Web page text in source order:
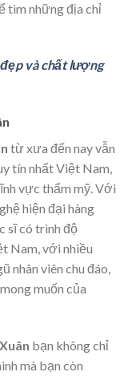
tìm những địa chỉ
và chất lượng
từ xưa đến nay vẫn
tín nhất Việt Nam,
vực thẩm mỹ. Với
hiện đại hàng
sĩ có trình độ
Nam, với nhiều
nhân viên chu đáo,
muốn của
bạn không chỉ
mà bạn còn